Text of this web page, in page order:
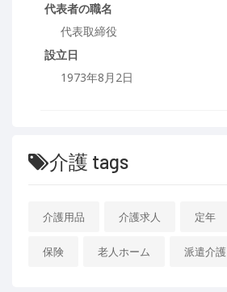
代表者の職名
代表取締役
設立日
1973年8月2日
介護 tags
介護用品 介護求人 定年
保険 老人ホーム 派遣介護